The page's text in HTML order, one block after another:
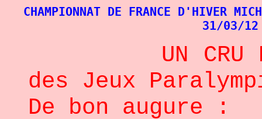
CHAMPIONNAT DE FRANCE D'HIVER
31/03/
UN
des Jeux
De bon augure :